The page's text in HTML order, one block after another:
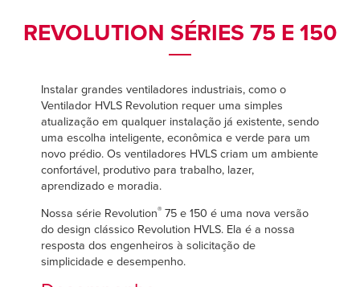
Italiano
ASIA PACIFIC
English
中文
MIDDLE EAST/AFRICA
Italiano
ASIA PACIFIC
English
中文
MIDDLE EAST/AFRICA
ENCONTRAR UM REPRESENTANTE
REVOLUTION SÉRIES 75 E 150
Instalar grandes ventiladores industriais, como o
Ventilador HVLS Revolution requer uma simples
atualização em qualquer instalação já existente, sendo
uma escolha inteligente, econômica e verde para um
novo prédio. Os ventiladores HVLS criam um ambiente
confortável, produtivo para trabalho, lazer,
aprendizado e moradia.
Nossa série Revolution®75 e 150 é uma nova versão
do design clássico Revolution HVLS. Ela é a nossa
resposta dos engenheiros à solicitação de
simplicidade e desempenho.